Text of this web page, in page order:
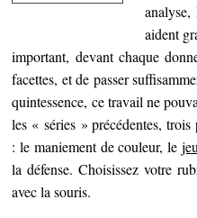
analyse,
aident
important, devant chaque
facettes, et de passer
quintessence, ce travail ne
les « séries » précédentes,
: le maniement de couleur, le
la défense. Choisissez votre
avec la souris.